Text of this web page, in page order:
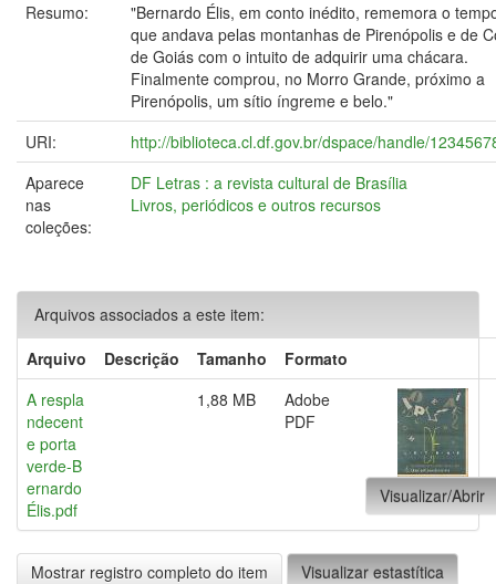
Resumo:
"Bernardo Élis, em conto inédito, rememora o
que andava pelas montanhas de Pirenópolis e de
de Goiás com o intuito de adquirir uma chácara.
Finalmente comprou, no Morro Grande, próximo a
Pirenópolis, um sítio íngreme e belo."
URI:
http://biblioteca.cl.df.gov.br/dspace/handle/
Aparece
nas
coleções:
DF Letras : a revista cultural de Brasília
Livros, periódicos e outros recursos
Arquivos associados a este item:
Arquivo
Descrição Tamanho
Formato
A respla
ndecent
e porta
verde-B
ernardo
Élis.pdf
1,88 MB
Adobe
PDF
Visualizar/Abrir
Mostrar registro completo do item Visualizar estastítica